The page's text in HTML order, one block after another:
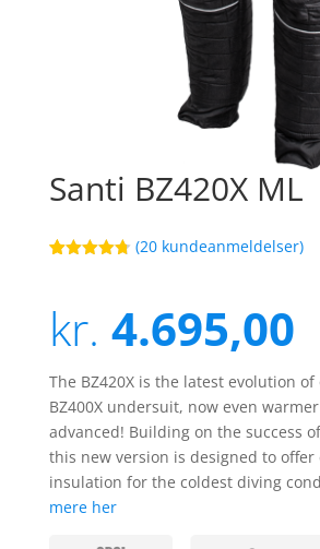
Santi BZ420X ML
baseret på
kundebedø
mmelser
(20 kundeanmeldelser)
kr. 4.695,00
The BZ420X is the latest evolution
BZ400X undersuit, now even
advanced! Building on the success
this new version is designed to offer
insulation for the coldest diving
mere her